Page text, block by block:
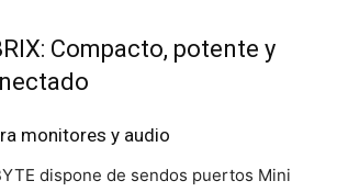
Compacto, potente y
monitores y audio
dispone de sendos puertos Mini